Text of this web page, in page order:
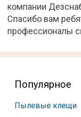
компании
Спасибо вам
профессионалы
Популярное
Пылевые клещи